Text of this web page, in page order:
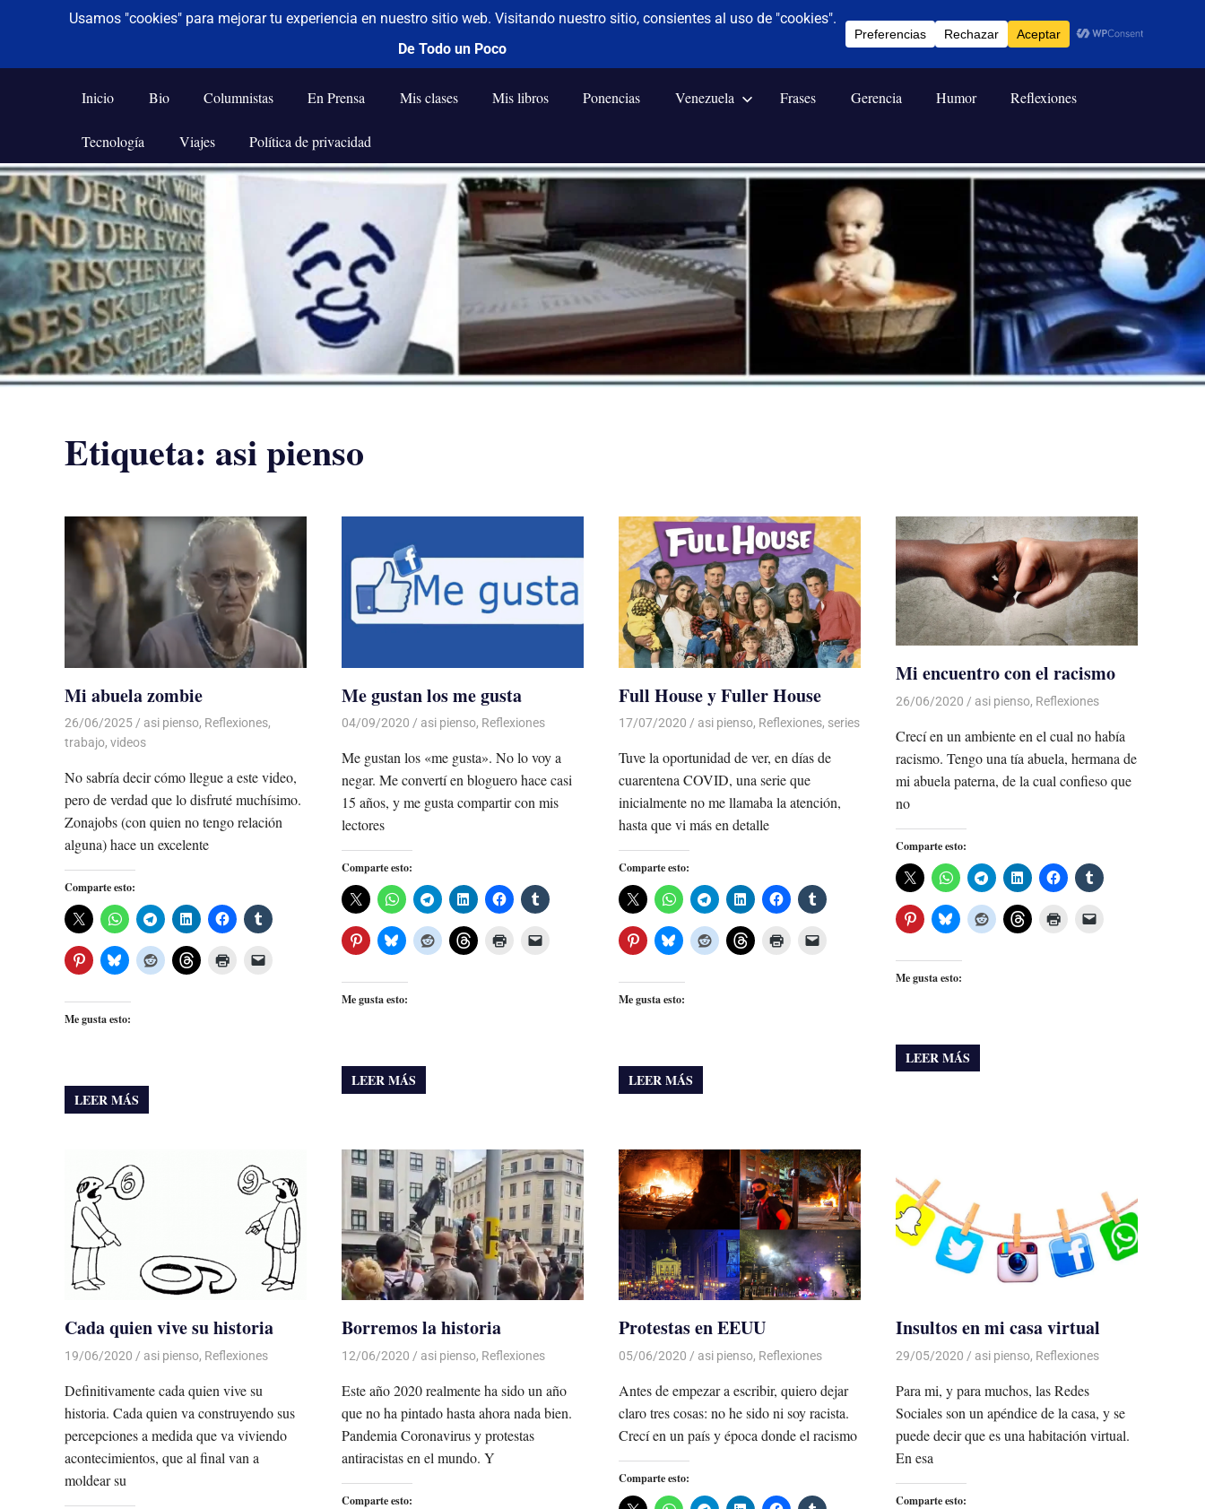
Saltar
al
contenido
De todo un poco
Frases,
Humor,
Tecnología
y
Viajes
Inicio Bio Columnistas En Prensa Mis clases Mis libros Ponencias Venezuela Frases Gerencia Humor Reflexiones
Tecnología Viajes Política de privacidad
Etiqueta: asi pienso
Mi abuela zombie
26/06/2025 De todo un Poco
asi pienso, Reflexiones,
trabajo, videos
No sabría decir cómo llegue a este video,
pero de verdad que lo disfruté muchísimo.
Zonajobs (con quien no tengo relación
alguna) hace un excelente
Comparte esto:
Me gusta esto:
LEER MÁS
Me gustan los me gusta
04/09/2020 De todo un Poco
asi pienso, Reflexiones
Me gustan los «me gusta». No lo voy a
negar. Me convertí en bloguero hace casi
15 años, y me gusta compartir con mis
lectores
Comparte esto:
Me gusta esto:
LEER MÁS
Full House y Fuller House
17/07/2020 De todo un Poco
asi pienso, Reflexiones, series
Tuve la oportunidad de ver, en días de
cuarentena COVID, una serie que
inicialmente no me llamaba la atención,
hasta que vi más en detalle
Comparte esto:
Me gusta esto:
LEER MÁS
Mi encuentro con el racismo
26/06/2020 De todo un Poco
asi pienso, Reflexiones
Crecí en un ambiente en el cual no había
racismo. Tengo una tía abuela, hermana de
mi abuela paterna, de la cual confieso que
no
Comparte esto:
Me gusta esto:
LEER MÁS
Cada quien vive su historia
19/06/2020 De todo un Poco
asi pienso, Reflexiones
Definitivamente cada quien vive su
historia. Cada quien va construyendo sus
percepciones a medida que va viviendo
acontecimientos, que al final van a
moldear su
Borremos la historia
12/06/2020 De todo un Poco
asi pienso, Reflexiones
Este año 2020 realmente ha sido un año
que no ha pintado hasta ahora nada bien.
Pandemia Coronavirus y protestas
antiracistas en el mundo. Y
Comparte esto:
Protestas en EEUU
05/06/2020 De todo un Poco
asi pienso, Reflexiones
Antes de empezar a escribir, quiero dejar
claro tres cosas: no he sido ni soy racista.
Crecí en un país y época donde el racismo
Comparte esto:
Insultos en mi casa virtual
29/05/2020 De todo un Poco
asi pienso, Reflexiones
Para mi, y para muchos, las Redes
Sociales son un apéndice de la casa, y se
puede decir que es una habitación virtual.
En esa
Comparte esto: